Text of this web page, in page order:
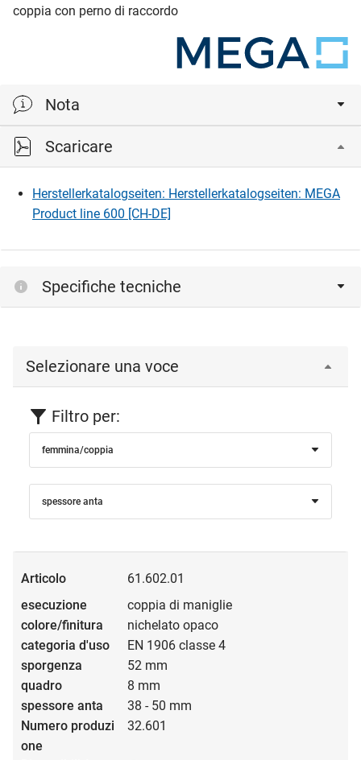
coppia con perno di raccordo
Nota
Lo spessore della porta specificato si intende in
combinazione senza cartelle/rosette.
Scaricare
Herstellerkatalogseiten: Herstellerkatalogseiten: MEGA
Product line 600 [CH-DE]
Specifiche tecniche
Selezionare una voce
Filtro per:
femmina/coppia
spessore anta
61.602.01
coppia di maniglie
nichelato opaco
EN 1906 classe 4
52 mm
8 mm
38 - 50 mm
32.601